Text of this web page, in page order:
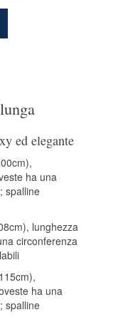
ed elegante
ha una
spalline
lunghezza
circonferenza
ha una
spalline